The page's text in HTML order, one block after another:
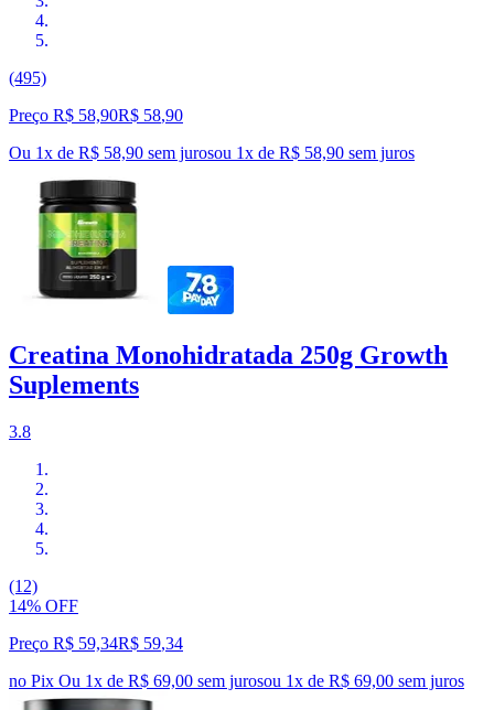
(495)
Preço R$ 58,90R$ 58,90
Ou 1x de R$ 58,90 sem jurosou 1x de R$ 58,90 sem juros
Creatina Monohidratada 250g Growth
Suplements
3.8
(12)
14% OFF
Preço R$ 59,34R$ 59,34
no Pix Ou 1x de R$ 69,00 sem jurosou 1x de R$ 69,00 sem juros